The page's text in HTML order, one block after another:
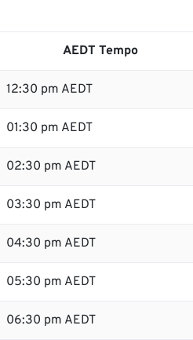
AEDT Tempo
12:30 pm AEDT
01:30 pm AEDT
02:30 pm AEDT
03:30 pm AEDT
04:30 pm AEDT
05:30 pm AEDT
06:30 pm AEDT